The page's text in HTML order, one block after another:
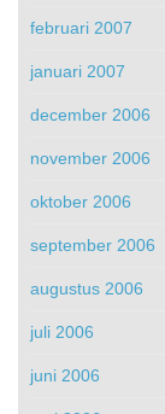
februari 2007
januari 2007
december 2006
november 2006
oktober 2006
september 2006
augustus 2006
juli 2006
juni 2006